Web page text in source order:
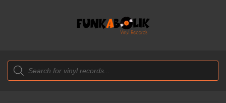
Products
search